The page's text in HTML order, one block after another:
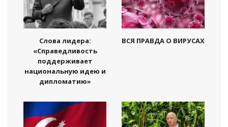
Слова лидера:
«Справедливость
поддерживает
национальную идею и
дипломатию»
ВСЯ ПРАВДА О ВИРУСАХ